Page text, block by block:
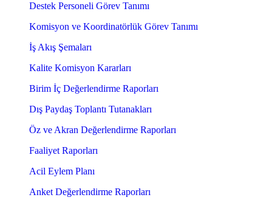
Destek Personeli Görev Tanımı
Komisyon ve Koordinatörlük Görev Tanımı
İş Akış Şemaları
Kalite Komisyon Kararları
Birim İç Değerlendirme Raporları
Dış Paydaş Toplantı Tutanakları
Öz ve Akran Değerlendirme Raporları
Faaliyet Raporları
Acil Eylem Planı
Anket Değerlendirme Raporları